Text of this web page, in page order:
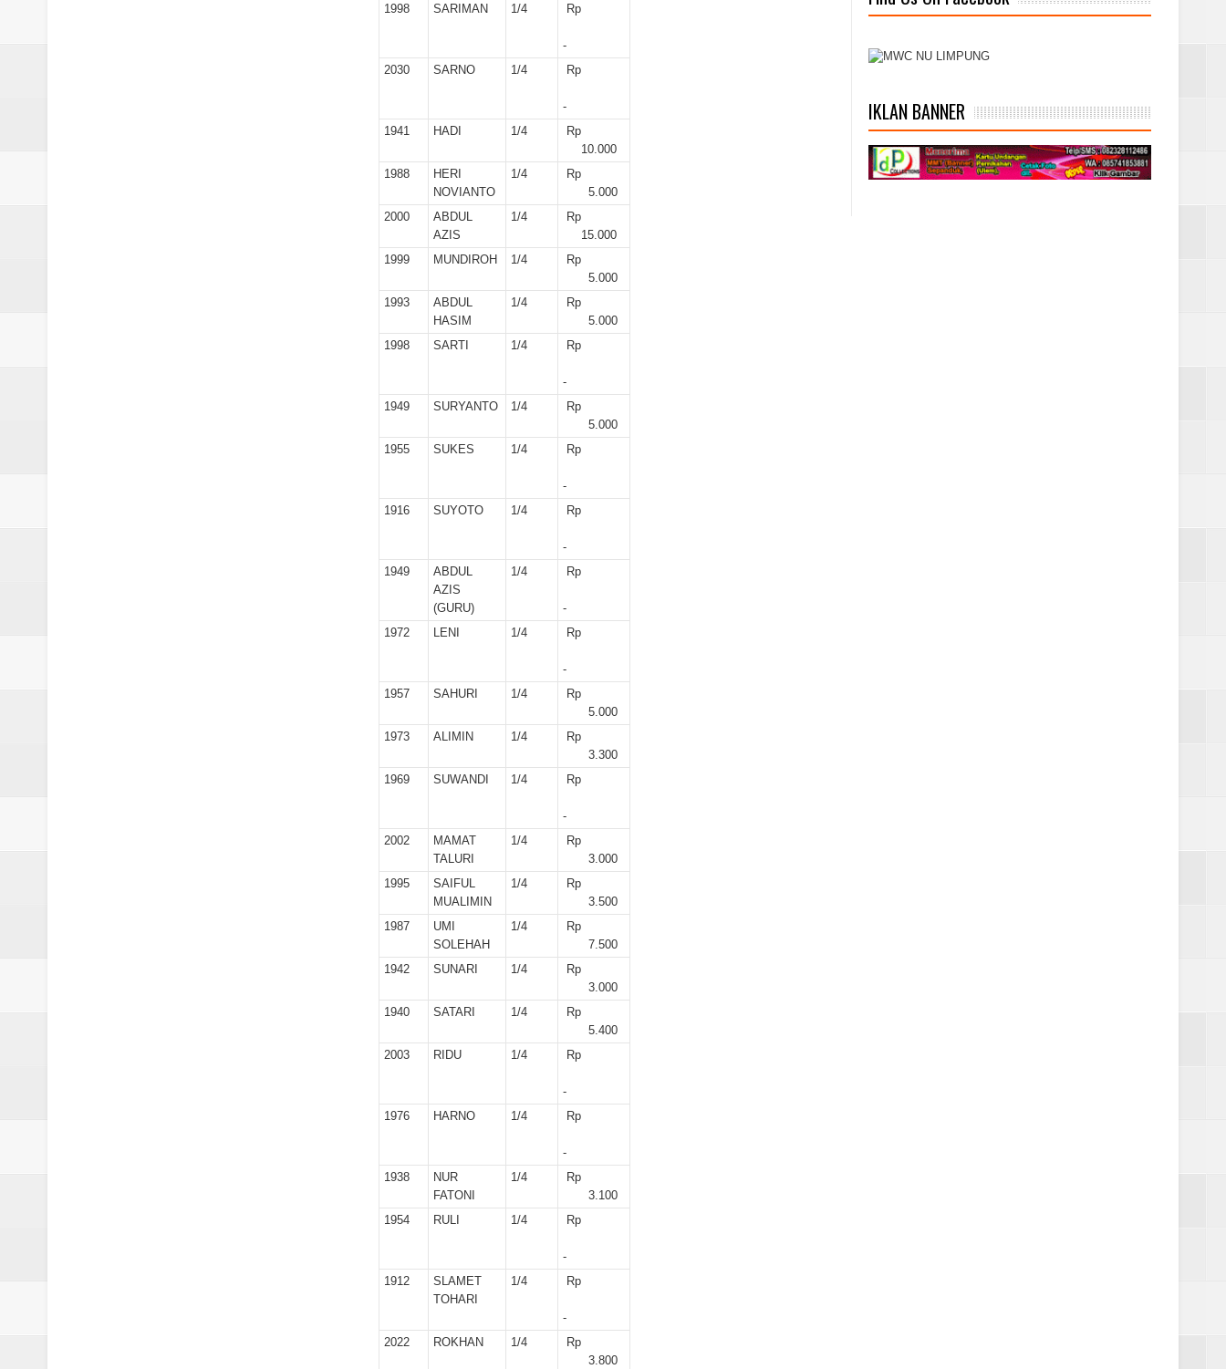
Laporan Koin Nu Babadan Oktober II 2025
Laporan Koin Nu Tembok Oktober I 2025
DATABASE ANSOR KEC. LIMPUNG
1998
SARIMAN 1/4 Rp
-
2030
SARNO 1/4 Rp
-
1941
HADI 1/4
Rp
10.000
1988
HERI
NOVIANTO
1/4
Rp
5.000
2000
ABDUL
AZIS
1/4
Rp
15.000
1999
MUNDIROH 1/4
Rp
5.000
1993
ABDUL
HASIM
1/4
Rp
5.000
1998
SARTI 1/4 Rp
-
1949
SURYANTO 1/4
Rp
5.000
1955
SUKES 1/4 Rp
-
1916
SUYOTO 1/4 Rp
-
1949
ABDUL
AZIS
(GURU)
1/4 Rp
-
1972
LENI 1/4 Rp
-
1957
SAHURI 1/4
Rp
5.000
1973
ALIMIN 1/4
Rp
3.300
1969
SUWANDI 1/4 Rp
-
2002
MAMAT
TALURI
1/4
Rp
3.000
1995
SAIFUL
MUALIMIN
1/4
Rp
3.500
1987
UMI
SOLEHAH
1/4
Rp
7.500
1942
SUNARI 1/4
Rp
3.000
1940
SATARI 1/4
Rp
5.400
2003
RIDU 1/4 Rp
-
1976
HARNO 1/4 Rp
-
1938
NUR
FATONI
1/4
Rp
3.100
1954
RULI 1/4 Rp
-
1912
SLAMET
TOHARI
1/4 Rp
-
2022
ROKHAN 1/4
Rp
3.800
IKLAN BANNER